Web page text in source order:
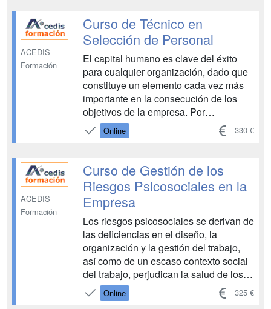
destaca por su manejo sencillo e
intuitivo. De este modo...
ACEDIS
Formación
Curso de Técnico en
Selección de Personal
El capital humano es clave del éxito
para cualquier organización, dado que
constituye un elemento cada vez más
importante en la consecución de los
objetivos de la empresa. Por
consiguiente, y dada su relevancia,
para conseguir un adecuado
hace necesario disponer de
especialistas en la selección de
personal que ...
Online 330 €
ACEDIS
Formación
Curso de Gestión de los
Riesgos Psicosociales en la
Empresa
Los riesgos psicosociales se derivan de
las deficiencias en el diseño, la
organización y la gestión del trabajo,
así como de un escaso contexto social
del trabajo, perjudican la salud de los
trabajadores y trabajadoras, causando
estrés y a largo plazo enfermedades
Online 325 €